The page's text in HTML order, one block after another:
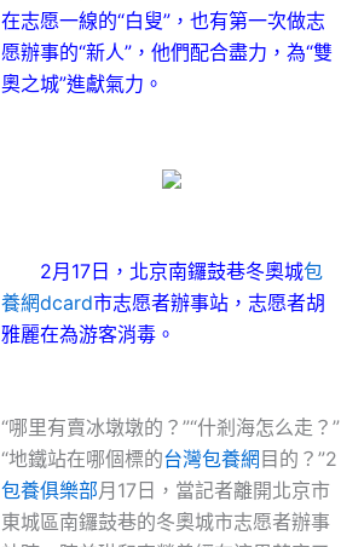
在志愿一線的“白叟”，也有第一次做志
愿辦事的“新人”，他們配合盡力，為“雙
奧之城”進獻氣力。
2月17日，北京南鑼鼓巷冬奧城包
養網dcard市志愿者辦事站，志愿者胡
雅麗在為游客消毒。
“哪里有賣冰墩墩的？”“什剎海怎么走？”
“地鐵站在哪個標的台灣包養網 目的？”2
包養俱樂部月17日，當記者離開北京市
東城區南鑼鼓巷的冬奧城市志愿者辦事